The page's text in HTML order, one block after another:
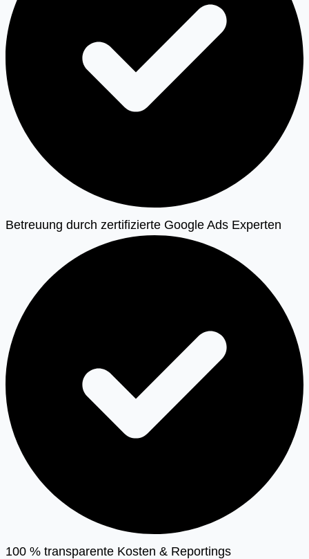
Betreuung durch zertifizierte Google Ads Experten
100 % transparente Kosten & Reportings